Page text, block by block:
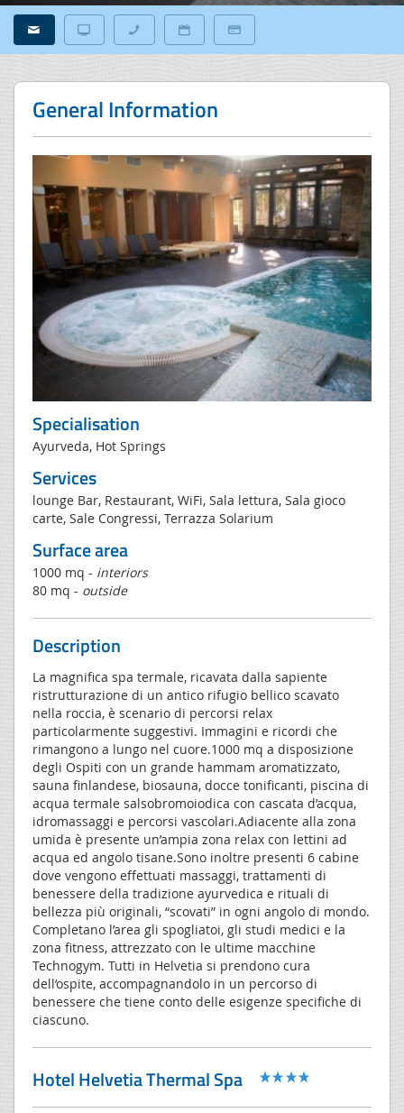
General Information
Specialisation
Ayurveda, Hot Springs
Services
lounge Bar, Restaurant, WiFi, Sala lettura, Sala gioco
carte, Sale Congressi, Terrazza Solarium
Surface area
1000 mq - interiors
80 mq - outside
Description
La magnifica spa termale, ricavata dalla sapiente
ristrutturazione di un antico rifugio bellico scavato
nella roccia, è scenario di percorsi relax
particolarmente suggestivi. Immagini e ricordi che
rimangono a lungo nel cuore.1000 mq a disposizione
degli Ospiti con un grande hammam aromatizzato,
sauna finlandese, biosauna, docce tonificanti, piscina di
acqua termale salsobromoiodica con cascata d’acqua,
idromassaggi e percorsi vascolari.Adiacente alla zona
umida è presente un’ampia zona relax con lettini ad
acqua ed angolo tisane.Sono inoltre presenti 6 cabine
dove vengono effettuati massaggi, trattamenti di
benessere della tradizione ayurvedica e rituali di
bellezza più originali, “scovati” in ogni angolo di mondo.
Completano l’area gli spogliatoi, gli studi medici e la
zona fitness, attrezzato con le ultime macchine
Technogym. Tutti in Helvetia si prendono cura
dell’ospite, accompagnandolo in un percorso di
benessere che tiene conto delle esigenze specifiche di
ciascuno.
Hotel Helvetia Thermal Spa